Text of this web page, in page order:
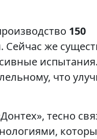
150
же
что
тесно